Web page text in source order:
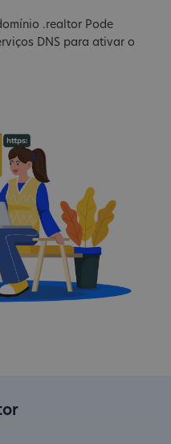
.realtor Pode
DNS para ativar o